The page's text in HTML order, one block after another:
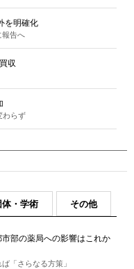
を明確化
報告へ
収
わらず
体・学術 その他
市部の薬局への影響はこれか
「さらなる方策」